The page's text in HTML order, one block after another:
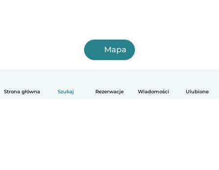
Strona główna Szukaj Rezerwacje Wiadomości Ulubione
Mapa